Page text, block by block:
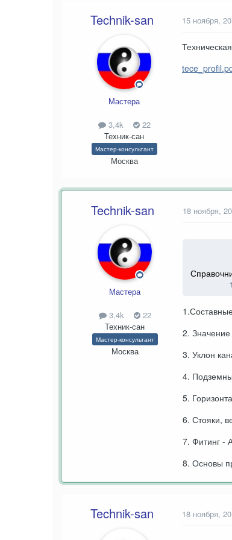
Technik-san
Мастера
3,4k
22
Техник-сан
Мастер-консультант
Москва
15 ноября,
Technik-san
Мастера
3,4k
22
Техник-сан
Мастер-консультант
Москва
18 ноября,
2.
3. Уклон
4.
5.
6. Стояки,
7. Фитинг -
8. Основы
Technik-san 18 ноября,